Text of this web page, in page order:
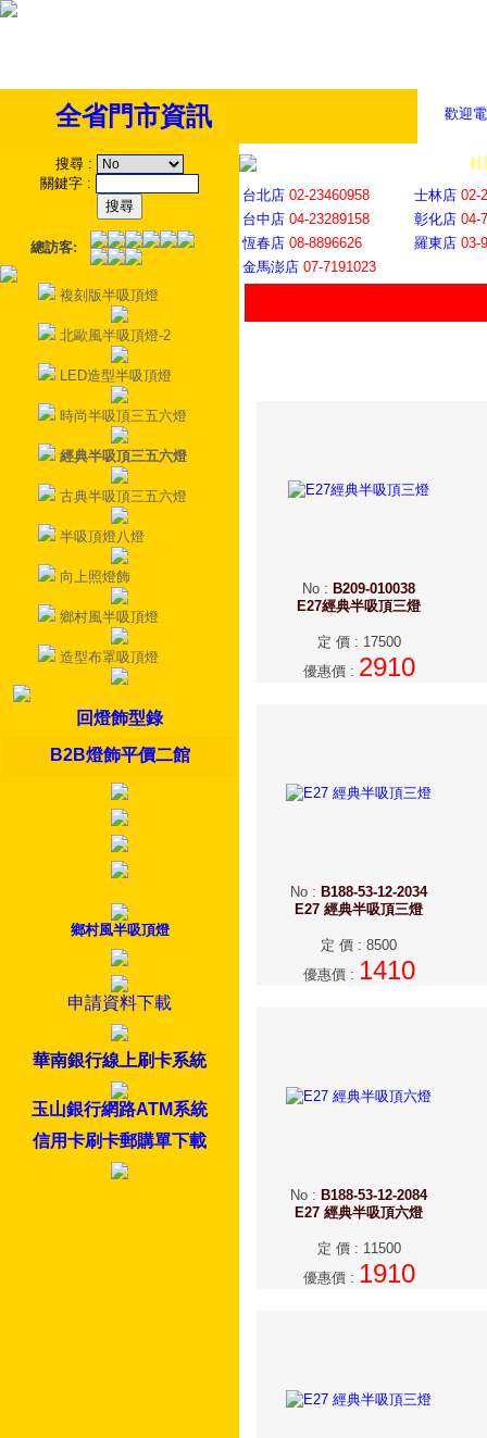
歡迎
全省門市資訊
搜尋 :
關鍵字 :
總訪客:
複刻版半吸頂燈
北歐風半吸頂燈-2
LED造型半吸頂燈
時尚半吸頂三五六燈
經典半吸頂三五六燈
古典半吸頂三五六燈
半吸頂燈八燈
向上照燈飾
鄉村風半吸頂燈
造型布罩吸頂燈
回燈飾型錄
B2B燈飾平價二館
鄉村風半吸頂燈
申請資料下載
華南銀行線上刷卡系統
玉山銀行網路ATM系統
信用卡刷卡郵購單下載
社
台北店 02-23460958 士林店 02-
台中店 04-23289158 彰化店 04-
恆春店 08-8896626 羅東店 03-
金馬澎店 07-7191023
No : B209-010038
E27經典半吸頂三燈
定 價: 17500
優惠價: 2910
No : B188-53-12-2034
E27 經典半吸頂三燈
定 價 : 8500
優惠價: 1410
No : B188-53-12-2084
E27 經典半吸頂六燈
定 價: 11500
優惠價: 1910